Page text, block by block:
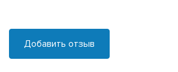
Добавить отзыв